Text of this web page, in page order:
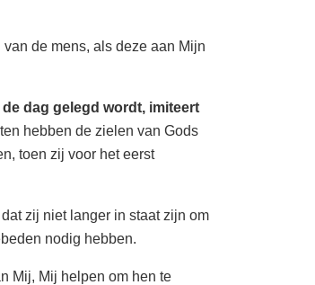
de mens, als deze aan Mijn
dag gelegd wordt, imiteert
hebben de zielen van Gods
toen zij voor het eerst
zij niet langer in staat zijn om
nodig hebben.
Mij, Mij helpen om hen te